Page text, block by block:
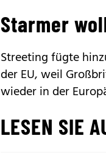
Starmer
Streeting fügte
der EU, weil
wieder in der
LESEN SIE